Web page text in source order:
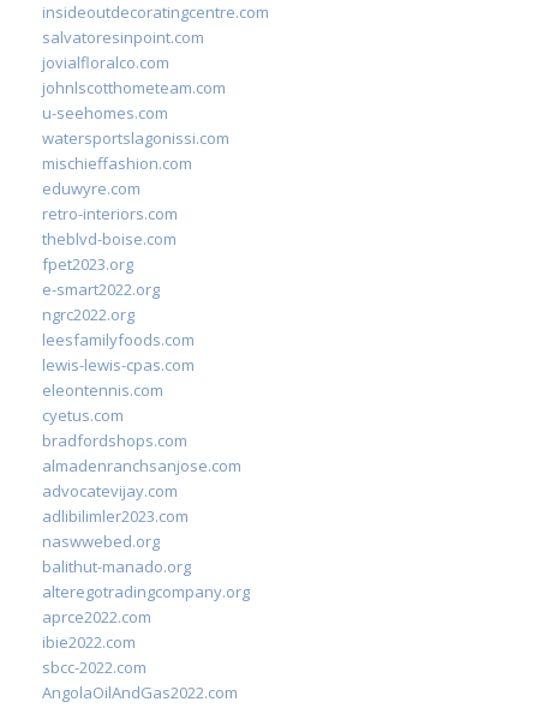
insideoutdecoratingcentre.com
salvatoresinpoint.com
jovialfloralco.com
johnlscotthometeam.com
u-seehomes.com
watersportslagonissi.com
mischieffashion.com
eduwyre.com
retro-interiors.com
theblvd-boise.com
fpet2023.org
e-smart2022.org
ngrc2022.org
leesfamilyfoods.com
lewis-lewis-cpas.com
eleontennis.com
cyetus.com
bradfordshops.com
almadenranchsanjose.com
advocatevijay.com
adlibilimler2023.com
naswwebed.org
balithut-manado.org
alteregotradingcompany.org
aprce2022.com
ibie2022.com
sbcc-2022.com
AngolaOilAndGas2022.com